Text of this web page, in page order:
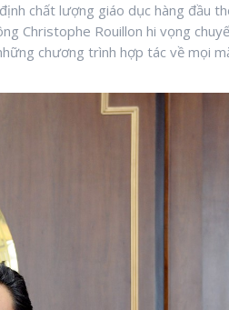
chất lượng giáo dục hàng đầu
Christophe Rouillon hi vọng
chương trình hợp tác về mọi